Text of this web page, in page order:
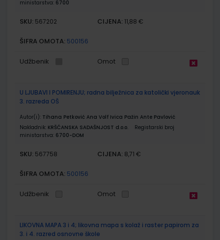
ministarstva: 6700
SKU: 567202 CIJENA: 11,88 €
ŠIFRA OMOTA: 500156
Udžbenik Omot
U LJUBAVI I POMIRENJU; radna bilježnica za katolički vjeronauk
3. razreda OŠ
Autor(i): Tihana Petković Ana Volf Ivica Pažin Ante Pavlović
Nakladnik: KRŠĆANSKA SADAŠNJOST d.o.o.
Registarski broj
ministarstva: 6700-DOM
SKU: 567758 CIJENA: 8,71 €
ŠIFRA OMOTA: 500156
Udžbenik Omot
LIKOVNA MAPA 3 i 4; likovna mapa s kolaž i raster papirom za
3. i 4. razred osnovne škole